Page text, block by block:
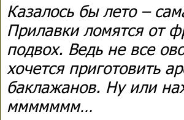
Казалось бы лето –
Прилавки ломятся от
подвох. Ведь не все
хочется приготовить
баклажанов. Ну или
ммммммм…